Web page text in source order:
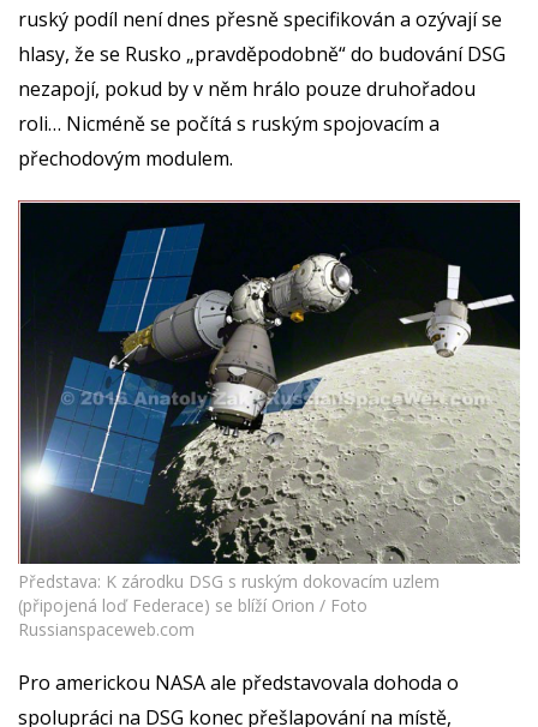
ruský podíl není dnes přesně specifikován a ozývají se
hlasy, že se Rusko „pravděpodobně“ do budování DSG
nezapojí, pokud by v něm hrálo pouze druhořadou
roli… Nicméně se počítá s ruským spojovacím a
přechodovým modulem.
Představa: K zárodku DSG s ruským dokovacím uzlem
(připojená loď Federace) se blíží Orion / Foto
Russianspaceweb.com
Pro americkou NASA ale představovala dohoda o
spolupráci na DSG konec přešlapování na místě,